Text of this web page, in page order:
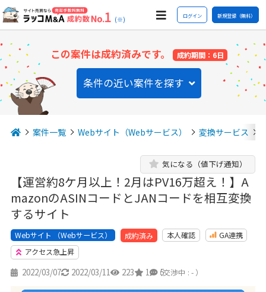
(※) ログイン 新規登録（無料）
この案件は成約済みです。 成約期間：6日
条件の近い案件を探す
案件一覧 Webサイト（Webサービス） 変換サービス
【運営約8ケ月以上！2月はPV16万超え！】A
mazonのASINコードとJANコードを相互変換
するサイト
気になる（値下げ通知）
Webサイト （Webサービス） 成約済み 本人確認
GA連携
アクセス急上昇
2022/03/07 2022/03/11 223 1 5
（交渉中 : - ）